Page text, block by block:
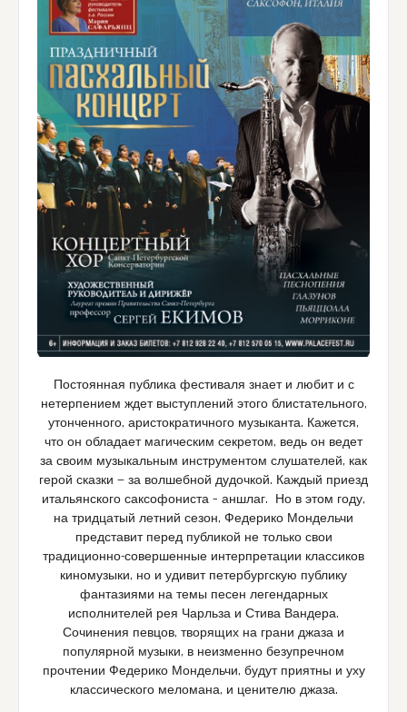
Постоянная публика фестиваля знает и любит и с
нетерпением ждет выступлений этого блистательного,
утонченного, аристократичного музыканта. Кажется,
что он обладает магическим секретом, ведь он ведет
за своим музыкальным инструментом слушателей, как
герой сказки — за волшебной дудочкой. Каждый приезд
итальянского саксофониста – аншлаг. Но в этом году,
на тридцатый летний сезон, Федерико Мондельчи
представит перед публикой не только свои
традиционно-совершенные интерпретации классиков
киномузыки, но и удивит петербургскую публику
фантазиями на темы песен легендарных
исполнителей рея Чарльза и Стива Вандера.
Сочинения певцов, творящих на грани джаза и
популярной музыки, в неизменно безупречном
прочтении Федерико Мондельчи, будут приятны и уху
классического меломана, и ценителю джаза.